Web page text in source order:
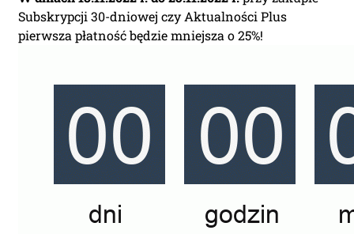
Subskrypcji 30-dniowej czy Aktualności Plus
pierwsza płatność będzie mniejsza o 25%!